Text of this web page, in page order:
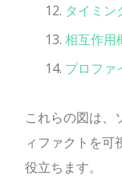
タイミン
相互作用
プロファ
これらの図は、
ィファクトを可
役立ちます。